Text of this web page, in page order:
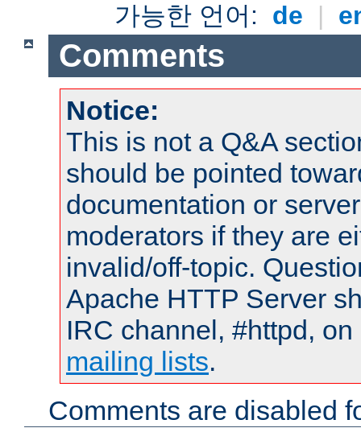
가능한 언어: de |
Comments
Notice:
This is not a Q&A
should be pointed
documentation or
moderators if they are
invalid/off-topic.
Apache HTTP Server
IRC channel, #httpd,
mailing lists.
Comments are disabled